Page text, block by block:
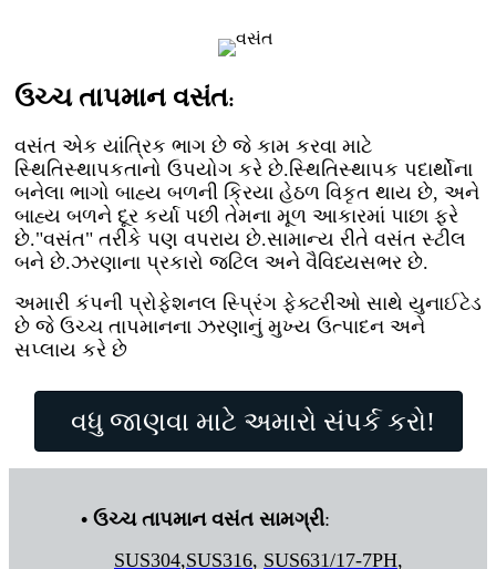
ઉચ્ચ તાપમાન વસંત:
વસંત એક યાંત્રિક ભાગ છે જે કામ કરવા માટે
સ્થિતિસ્થાપકતાનો ઉપયોગ કરે છે.સ્થિતિસ્થાપક પદાર્થોના
બનેલા ભાગો બાહ્ય બળની ક્રિયા હેઠળ વિકૃત થાય છે, અને
બાહ્ય બળને દૂર કર્યા પછી તેમના મૂળ આકારમાં પાછા ફરે
છે."વસંત" તરીકે પણ વપરાય છે.સામાન્ય રીતે વસંત સ્ટીલ
બને છે.ઝરણાના પ્રકારો જટિલ અને વૈવિધ્યસભર છે.
અમારી કંપની પ્રોફેશનલ સ્પ્રિંગ ફેક્ટરીઓ સાથે યુનાઈટેડ
છે જે ઉચ્ચ તાપમાનના ઝરણાનું મુખ્ય ઉત્પાદન અને
સપ્લાય કરે છે
વધુ જાણવા માટે અમારો સંપર્ક કરો!
• ઉચ્ચ તાપમાન વસંત સામગ્રી:
SUS304,SUS316, SUS631/17-7PH,